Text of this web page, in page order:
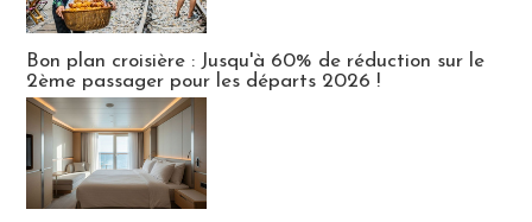
Bon plan croisière : Jusqu'à 60% de réduction sur le
2ème passager pour les départs 2026 !